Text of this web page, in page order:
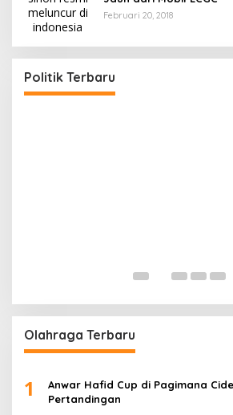
Februari 20, 2018
Politik Terbaru
Sebut Proses Tidak Sah
Di Banggai, Politik
Olahraga Terbaru
1
Anwar Hafid Cup di Pagimana
Pertandingan